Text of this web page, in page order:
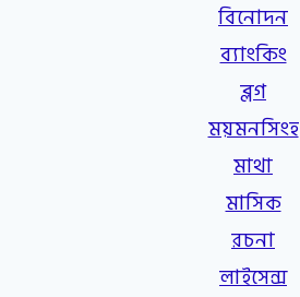
বিনোদন
ব্যাংকিং
ব্লগ
ময়মনসিংহ
মাথা
মাসিক
রচনা
লাইসেন্স